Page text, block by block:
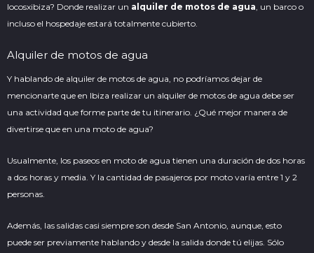
locosxibiza? Donde realizar un alquiler de motos de agua , un barco o
incluso el hospedaje estará totalmente cubierto.
Alquiler de motos de agua
Y hablando de alquiler de motos de agua, no podríamos dejar de
mencionarte que en Ibiza realizar un alquiler de motos de agua debe ser
una actividad que forme parte de tu itinerario. ¿Qué mejor manera de
divertirse que en una moto de agua?
Usualmente, los paseos en moto de agua tienen una duración de dos horas
a dos horas y media. Y la cantidad de pasajeros por moto varía entre 1 y 2
personas.
Además, las salidas casi siempre son desde San Antonio, aunque, esto
puede ser previamente hablando y desde la salida donde tú elijas. Sólo